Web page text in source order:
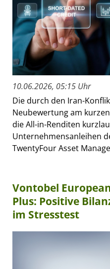
10.06.2026, 05:15 Uhr
Die durch den Iran-
Neubewertung am
die All-in-Renditen
Unternehmensanleihen
TwentyFour Asset
Vontobel
Plus: Positive
im Stresstest